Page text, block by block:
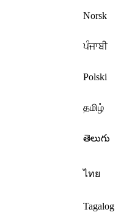
Norsk
ਪੰਜਾਬੀ
Polski
தமிழ்
తెలుగు
ไทย
Tagalog